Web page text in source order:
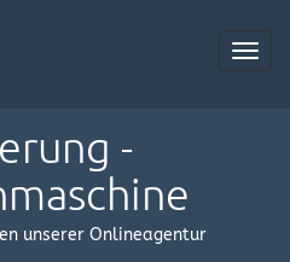
-
unserer Onlineagentur